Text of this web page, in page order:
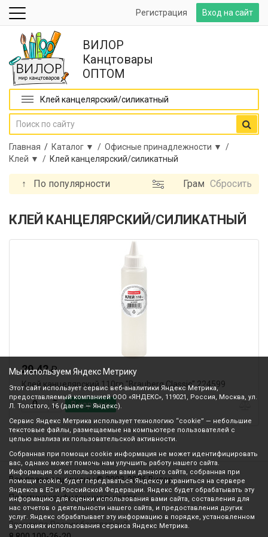
Вход на сайт
Регистрация
ВИЛОР
Канцтовары
ОПТОМ
Клей канцелярский/силикатный
Главная / Каталог ▼ / Офисные принадлежности ▼ /
Клей ▼ / Клей канцелярский/силикатный
↑ По популярности
Граммовка
Сбросить
КЛЕЙ КАНЦЕЛЯРСКИЙ/СИЛИКАТНЫЙ
29.42₽
Клей канцелярский 110гр "Brauberg.Classic" 224599
В корзину
Все права защищены © 2003-2026 Вилор
Политика конфиденциальности
Звонок по России бесплатный
Мы используем Яндекс Метрику
Этот сайт использует сервис веб-аналитики Яндекс Метрика,
предоставляемый компанией ООО «ЯНДЕКС», 119021, Россия, Москва, ул.
Л. Толстого, 16 (далее — Яндекс).
Сервис Яндекс Метрика использует технологию “cookie” — небольшие
текстовые файлы, размещаемые на компьютере пользователей с
целью анализа их пользовательской активности.
Собранная при помощи cookie информация не может идентифицировать
вас, однако может помочь нам улучшить работу нашего сайта.
Информация об использовании вами данного сайта, собранная при
помощи cookie, будет передаваться Яндексу и храниться на сервере
Яндекса в ЕС и Российской Федерации. Яндекс будет обрабатывать эту
информацию для оценки использования вами сайта, составления для
нас отчетов о деятельности нашего сайта, и предоставления других
услуг. Яндекс обрабатывает эту информацию в порядке, установленном
в условиях использования сервиса Яндекс Метрика.